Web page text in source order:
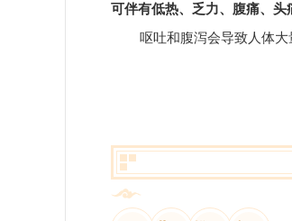
可伴有低热、乏力、腹痛、头
呕吐和腹泻会导致人体